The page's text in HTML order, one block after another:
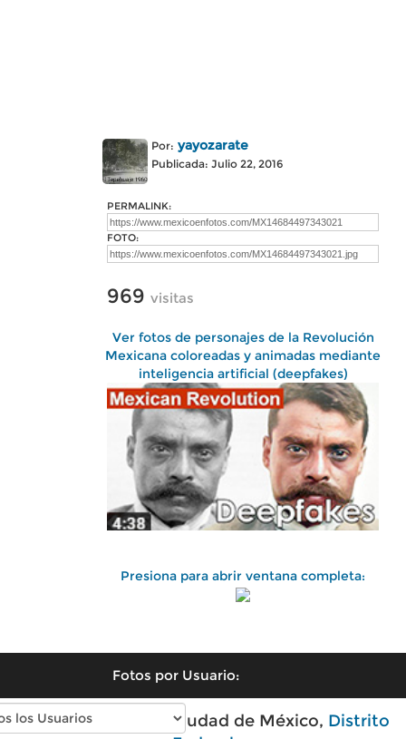
Por: yayozarate
Publicada: Julio 22, 2016
PERMALINK:
FOTO:
969 visitas
Ver fotos de personajes de la Revolución
Mexicana coloreadas y animadas mediante
inteligencia artificial (deepfakes)
Presiona para abrir ventana completa:
Fotos por Usuario:
Fotos antiguas de Ciudad de México, Distrito